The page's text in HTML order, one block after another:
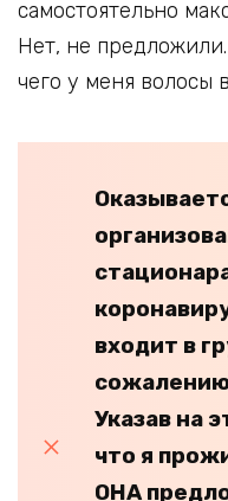
самостоятельно
Нет, не
чего у меня волосы
входит в
Указав на
что я
ОНА